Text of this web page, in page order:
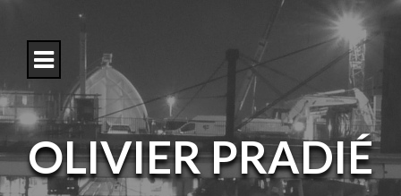
o
c
n
e
OLIVIER PRADIÉ